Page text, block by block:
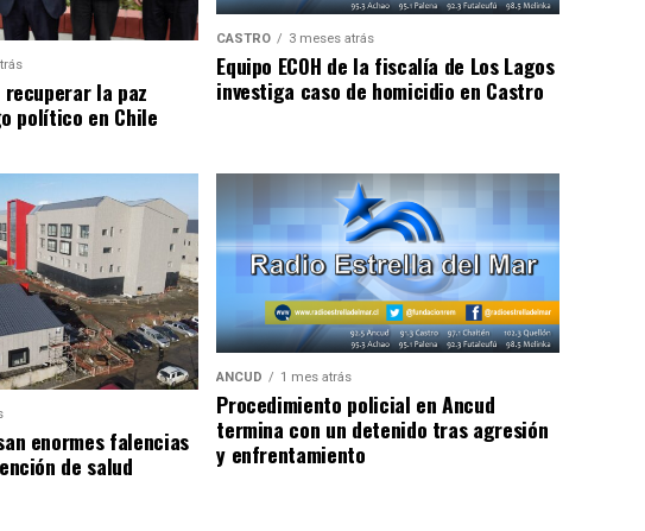
recuperar la paz
político en Chile
CASTRO 3 meses atrás
Equipo ECOH de la fiscalía de Los Lagos
investiga caso de homicidio en Castro
enormes falencias
de salud
ANCUD 1 mes atrás
Procedimiento policial en Ancud
termina con un detenido tras agresión
y enfrentamiento